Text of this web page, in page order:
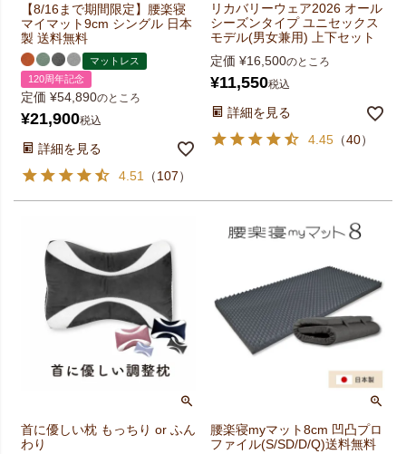
【8/16まで期間限定】腰楽寝
マイマット9cm シングル 日本
製 送料無料
マットレス
120周年記念
定価 ¥54,890のところ
¥21,900税込
詳細を見る
4.51
（107）
リカバリーウェア2026 オール
シーズンタイプ ユニセックス
モデル(男女兼用) 上下セット
定価 ¥16,500のところ
¥11,550税込
詳細を見る
4.45 （40）
首に優しい枕 もっちり or ふん
わり
腰楽寝myマット8cm 凹凸プロ
ファイル(S/SD/D/Q)送料無料